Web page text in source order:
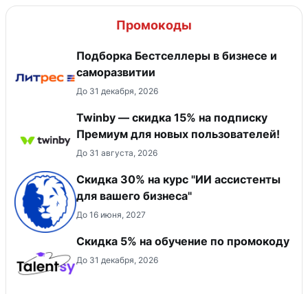
Промокоды
Подборка Бестселлеры в бизнесе и
саморазвитии
До 31 декабря, 2026
Twinby — скидка 15% на подписку
Премиум для новых пользователей!
До 31 августа, 2026
Скидка 30% на курс "ИИ ассистенты
для вашего бизнеса"
До 16 июня, 2027
Скидка 5% на обучение по промокоду
До 31 декабря, 2026